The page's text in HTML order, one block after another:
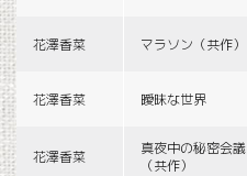
花澤香菜 マラソン（共作）
花澤香菜 曖昧な世界
花澤香菜
真夜中の秘密会議
（共作）